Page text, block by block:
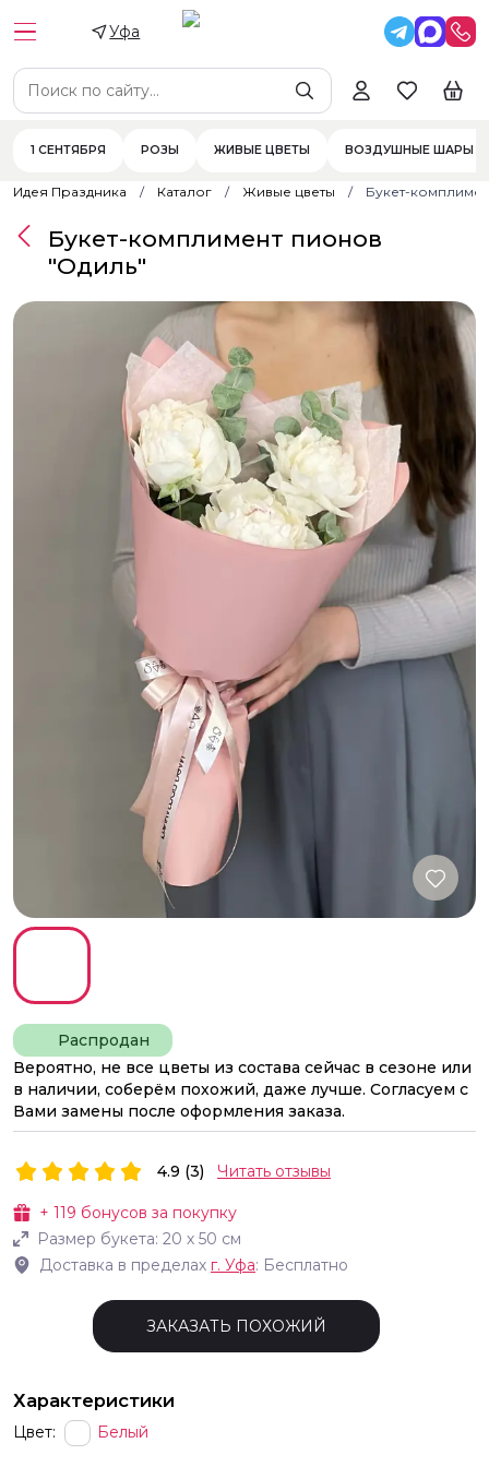
Уфа
1 СЕНТЯБРЯ РОЗЫ ЖИВЫЕ ЦВЕТЫ ВОЗДУШНЫЕ ШАРЫ
Идея Праздника Каталог Живые цветы Букет-
Распродан
Вероятно, не все цветы из состава сейчас в сезоне или
в наличии, соберём похожий, даже лучше. Согласуем с
Вами замены после оформления заказа.
Букет-комплимент пионов
"Одиль"
+ 119 бонусов за покупку
Размер букета: 20 х 50 см
Доставка в пределах г. Уфа: Бесплатно
4.9 (3) Читать отзывы
ЗАКАЗАТЬ ПОХОЖИЙ
Характеристики
Цвет: Белый